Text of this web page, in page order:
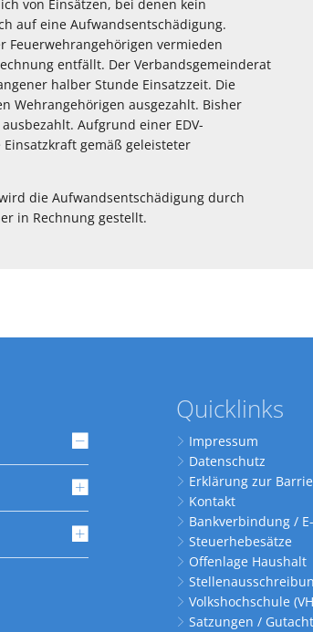
von Einsätzen, bei denen kein
auf eine Aufwandsentschädigung.
Feuerwehrangehörigen vermieden
entfällt. Der Verbandsgemeinderat
halber Stunde Einsatzzeit. Die
Wehrangehörigen ausgezahlt. Bisher
Aufgrund einer EDV-
gemäß geleisteter
die Aufwandsentschädigung durch
in Rechnung gestellt.
Quicklinks
Impressum
Datenschutz
Erklärung zur
Kontakt
Bankverbindung /
Steuerhebesätze
Offenlage Haushalt
Volkshochschule
Satzungen /